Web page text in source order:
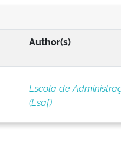
Author(s)
Escola de
(Esaf)